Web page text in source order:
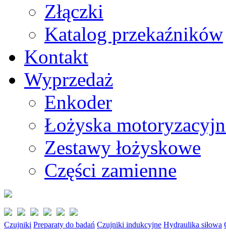
Złączki
Katalog przekaźników
Kontakt
Wyprzedaż
Enkoder
Łożyska
Zestawy łożyskowe
Części zamienne
Czujniki Preparaty do badań Czujniki indukcyjne Hydraulika siłowa